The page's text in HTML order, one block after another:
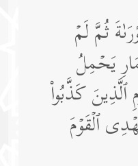
ثُمَّ لَمۡ
یَحۡمِلُ
ٱلَّذِینَ كَذَّبُوا۟
ٱلۡقَوۡمَ